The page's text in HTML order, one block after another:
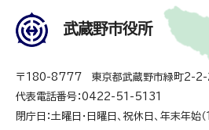
武蔵野市役所
〒180-8777 東京都武蔵野市緑町2-
代表電話番号：0422-51-5131
閉庁日：土曜日・日曜日、祝休日、年末年